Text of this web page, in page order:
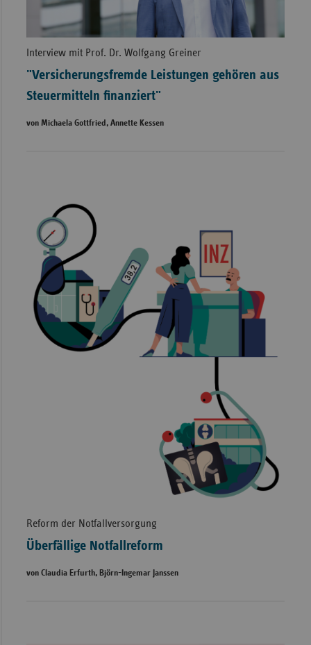
Interview mit Prof. Dr. Wolfgang Greiner
"Versicherungsfremde Leistungen gehören aus
Steuermitteln finanziert"
von Michaela Gottfried, Annette Kessen
Reform der Notfallversorgung
Überfällige Notfallreform
von Claudia Erfurth, Björn-Ingemar Janssen